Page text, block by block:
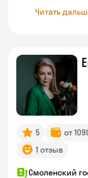
Читать
5 от
1 отзыв
Смоленский